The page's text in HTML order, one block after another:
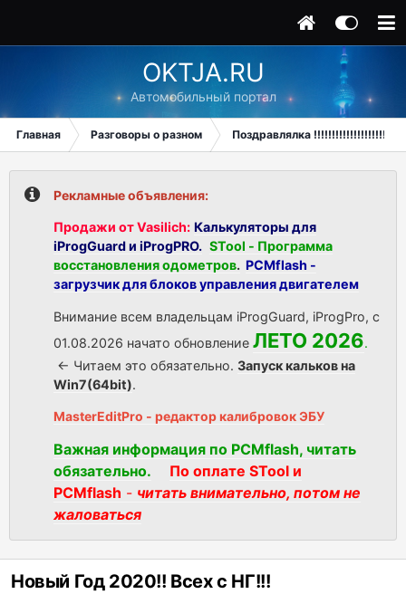
OKTJA.RU
Автомобильный портал
Главная Разговоры о разном Поздравлялка !!!!!!!!!!!!!!!!!!!!
Рекламные объявления:
Продажи от Vasilich: Калькуляторы для
iProgGuard и iProgPRO. STool - Программа
восстановления одометров. PCMflash -
загрузчик для блоков управления двигателем
Внимание всем владельцам iProgGuard, iProgPro, с
01.08.2026 начато обновление ЛЕТО 2026.
<- Читаем это обязательно. Запуск кальков на
Win7(64bit).
MasterEditPro - редактор калибровок ЭБУ
Важная информация по PCMflash, читать
обязательно.
По оплате STool и
PCMflash - читать внимательно, потом не
жаловаться
Новый Год 2020!! Всех с НГ!!!